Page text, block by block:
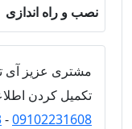
نصب و راه اندازی
مشتری عزیز آی
تکمیل کردن
09102231608
-